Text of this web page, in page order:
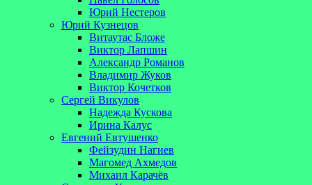
Юрий Нестеров
Юрий Кузнецов
Витаутас Бложе
Виктор Лапшин
Александр Романов
Владимир Жуков
Виктор Кочетков
Сергей Викулов
Надежда Кускова
Ирина Калус
Евгений Евтушенко
Фейзудин Нагиев
Магомед Ахмедов
Михаил Карачёв